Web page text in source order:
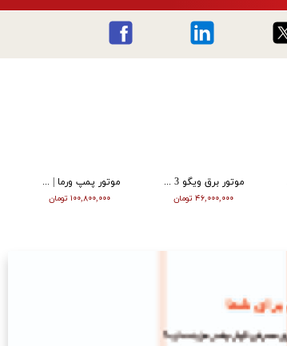
الکتروپمپ (پمپ اب ) ورما 1 اسب شفت استنلس استیل QB80
۱۱,۱۷۳,۶۷۵ تومان
موتور پمپ برونل | نفت و بنزین | 3 اینچ | قرمز | طرح هندا | BL30K - H Type
۲۰,۹۰۰,۰۰۰ تومان